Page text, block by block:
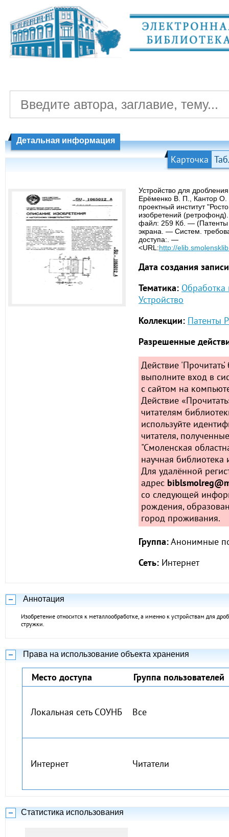
Детальная информация
Карточка
Устройство для
Ерёменко В. П., Кантор О.
проектный институт
изобретений
файл: 259 Кб. — (Патенты
экрана. — Систем.
доступа:. —
<URL:http://
Дата создания
Тематика:
Устройство
Коллекции: Патенты
Разрешенные
Действие
выполните вход в
с сайтом на
Действие
читателям
используйте
читателя,
"Смоленская
научная библиотека
Для удалённой
адрес
со следующей
рождения,
город проживания.
Группа:Анонимные
Сеть: Интернет
Аннотация
Изобретение относится к металлообработке, а именно к устройствам для
стружки.
Права на использование объекта хранения
Место доступа Группа пользователей
Локальная сеть СОУНБ Все
Интернет Читатели
Статистика использования